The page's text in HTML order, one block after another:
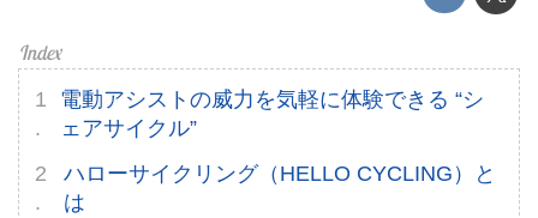
お問い合せ
電動アシストの威力を気軽に体験できる “シ
ェアサイクル”
ハローサイクリング（HELLO CYCLING）と
は